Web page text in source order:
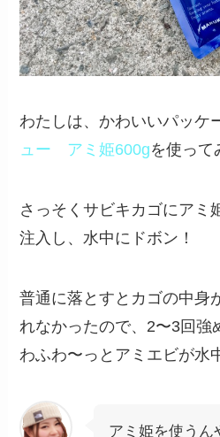
わたしは、かわいいパッケ
ュー アミ姫600gを使って
さっそくサビキカゴにアミ
注入し、水中にドボン！
普通に落とすとカゴの中身
れなかったので、2〜3回強
わふわ〜っとアミエビが水
アミ姫を使うん